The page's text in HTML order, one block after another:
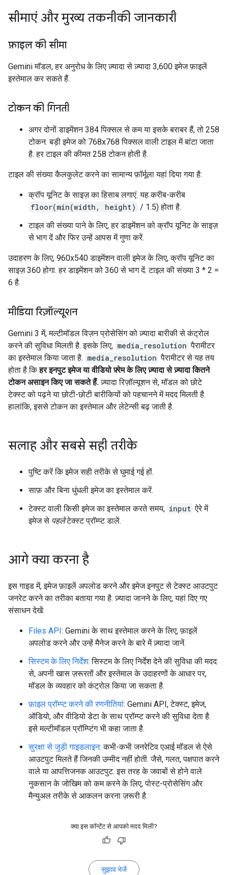
सीमाएं और मुख्य तकनीकी जानकारी
फ़ाइल की सीमा
Gemini मॉडल, हर अनुरोध के लिए ज़्यादा से ज़्यादा 3,600 इमेज फ़ाइलें
इस्तेमाल कर सकते हैं.
टोकन की गिनती
अगर दोनों डाइमेंशन 384 पिक्सल से कम या इसके बराबर हैं, तो 258
टोकन. बड़ी इमेज को 768x768 पिक्सल वाली टाइल में बांटा जाता
है. हर टाइल की कीमत 258 टोकन होती है.
टाइल की संख्या कैलकुलेट करने का सामान्य फ़ॉर्मूला यहां दिया गया है:
क्रॉप यूनिट के साइज़ का हिसाब लगाएं. यह करीब-करीब
floor(min(width, height) / 1.5) होता है.
टाइल की संख्या पाने के लिए, हर डाइमेंशन को क्रॉप यूनिट के साइज़
से भाग दें और फिर उन्हें आपस में गुणा करें.
उदाहरण के लिए, 960x540 डाइमेंशन वाली इमेज के लिए, क्रॉप यूनिट का
साइज़ 360 होगा. हर डाइमेंशन को 360 से भाग दें. टाइल की संख्या 3 * 2 =
6 है.
मीडिया रिज़ॉल्यूशन
Gemini 3 में, मल्टीमॉडल विज़न प्रोसेसिंग को ज़्यादा बारीकी से कंट्रोल
करने की सुविधा मिलती है. इसके लिए, media_resolution पैरामीटर
का इस्तेमाल किया जाता है. media_resolution पैरामीटर से यह तय
होता है किहर इनपुट इमेज या वीडियो फ़्रेम के लिए ज़्यादा से ज़्यादा कितने
टोकन असाइन किए जा सकते हैं.ज़्यादा रिज़ॉल्यूशन से, मॉडल को छोटे
टेक्स्ट को पढ़ने या छोटी-छोटी बारीकियों को पहचानने में मदद मिलती है.
हालांकि, इससे टोकन का इस्तेमाल और लेटेन्सी बढ़ जाती है.
सलाह और सबसे सही तरीके
पुष्टि करें कि इमेज सही तरीके से घुमाई गई हों.
साफ़ और बिना धुंधली इमेज का इस्तेमाल करें.
टेक्स्ट वाली किसी इमेज का इस्तेमाल करते समय, input ऐरे में
इमेज से पहलेटेक्स्ट प्रॉम्प्ट डालें.
आगे क्या करना है
इस गाइड में, इमेज फ़ाइलें अपलोड करने और इमेज इनपुट से टेक्स्ट आउटपुट
जनरेट करने का तरीका बताया गया है. ज़्यादा जानने के लिए, यहां दिए गए
संसाधन देखें:
Files API: Gemini के साथ इस्तेमाल करने के लिए, फ़ाइलें
अपलोड करने और उन्हें मैनेज करने के बारे में ज़्यादा जानें.
सिस्टम के लिए निर्देश: सिस्टम के लिए निर्देश देने की सुविधा की मदद
से, अपनी खास ज़रूरतों और इस्तेमाल के उदाहरणों के आधार पर,
मॉडल के व्यवहार को कंट्रोल किया जा सकता है.
फ़ाइल प्रॉम्प्ट करने की रणनीतियां: Gemini API, टेक्स्ट, इमेज,
ऑडियो, और वीडियो डेटा के साथ प्रॉम्प्ट करने की सुविधा देता है.
इसे मल्टीमॉडल प्रॉम्प्टिंग भी कहा जाता है.
सुरक्षा से जुड़ी गाइडलाइन: कभी-कभी जनरेटिव एआई मॉडल से ऐसे
आउटपुट मिलते हैं जिनकी उम्मीद नहीं होती. जैसे, गलत, पक्षपात करने
वाले या आपत्तिजनक आउटपुट. इस तरह के जवाबों से होने वाले
नुकसान के जोखिम को कम करने के लिए, पोस्ट-प्रोसेसिंग और
मैन्युअल तरीके से आकलन करना ज़रूरी है.
क्या इस कॉन्टेंट से आपको मदद मिली?
सुझाव भेजें